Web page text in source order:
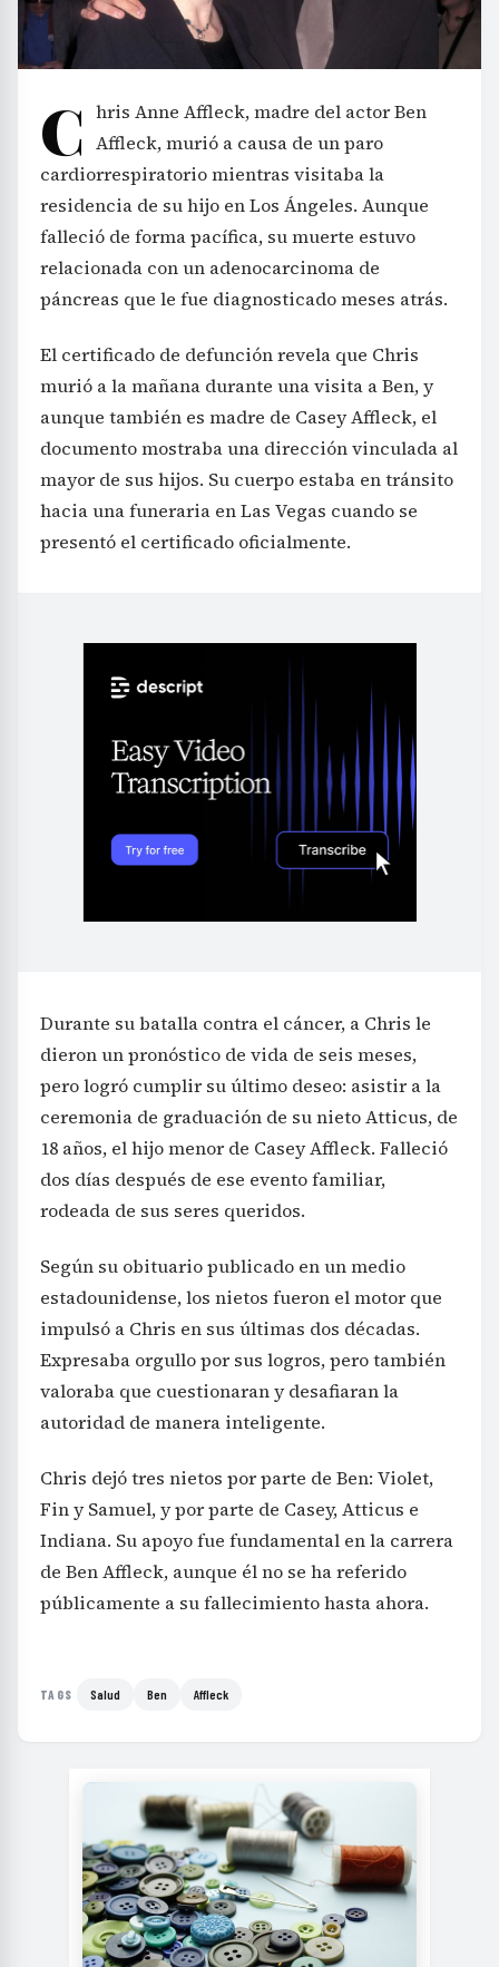
C hris Anne Affleck, madre del actor Ben
Affleck, murió a causa de un paro
cardiorrespiratorio mientras visitaba la
residencia de su hijo en Los Ángeles. Aunque
falleció de forma pacífica, su muerte estuvo
relacionada con un adenocarcinoma de
páncreas que le fue diagnosticado meses atrás.
El certificado de defunción revela que Chris
murió a la mañana durante una visita a Ben, y
aunque también es madre de Casey Affleck, el
documento mostraba una dirección vinculada al
mayor de sus hijos. Su cuerpo estaba en tránsito
hacia una funeraria en Las Vegas cuando se
presentó el certificado oficialmente.
Durante su batalla contra el cáncer, a Chris le
dieron un pronóstico de vida de seis meses,
pero logró cumplir su último deseo: asistir a la
ceremonia de graduación de su nieto Atticus, de
18 años, el hijo menor de Casey Affleck. Falleció
dos días después de ese evento familiar,
rodeada de sus seres queridos.
Según su obituario publicado en un medio
estadounidense, los nietos fueron el motor que
impulsó a Chris en sus últimas dos décadas.
Expresaba orgullo por sus logros, pero también
valoraba que cuestionaran y desafiaran la
autoridad de manera inteligente.
Chris dejó tres nietos por parte de Ben: Violet,
Fin y Samuel, y por parte de Casey, Atticus e
Indiana. Su apoyo fue fundamental en la carrera
de Ben Affleck, aunque él no se ha referido
públicamente a su fallecimiento hasta ahora.
TAGS Salud Ben Affleck